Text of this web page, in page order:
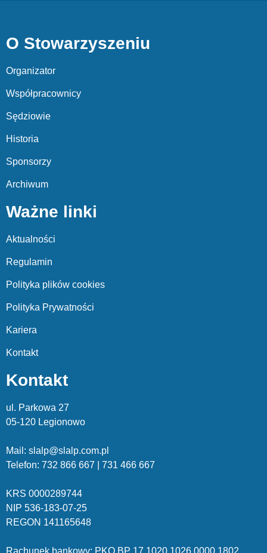
O Stowarzyszeniu
Organizator
Współpracownicy
Sędziowie
Historia
Sponsorzy
Archiwum
Ważne linki
Aktualności
Regulamin
Polityka plików cookies
Polityka Prywatności
Kariera
Kontakt
Kontakt
ul. Parkowa 27
05-120 Legionowo
Mail: slalp@slalp.com.pl
Telefon: 732 866 667 | 731 466 667
KRS 0000289744
NIP 536-183-07-25
REGON 141165648
Rachunek bankowy: PKO BP 17 1020 1026 0000 1802